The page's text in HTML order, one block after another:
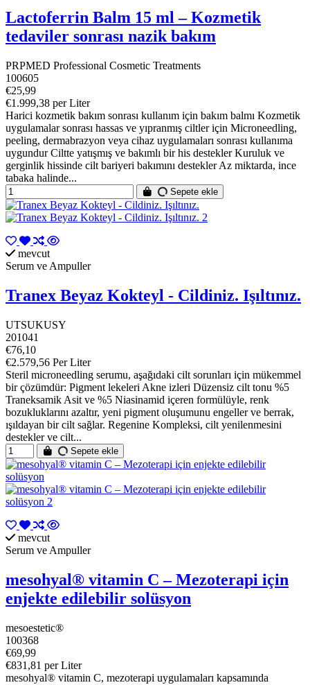
Lactoferrin Balm 15 ml – Kozmetik
tedaviler sonrası nazik bakım
PRPMED Professional Cosmetic Treatments
100605
€25,99
€1.999,38 per Liter
Harici kozmetik bakım sonrası kullanım için bakım balmı Kozmetik
uygulamalar sonrası hassas ve yıpranmış ciltler için Microneedling,
peeling, dermabrazyon veya cihaz uygulamaları sonrası kullanıma
uygundur Ciltte yatışmış ve bakımlı bir his destekler Kuruluk ve
gerginlik hissinde cilt bariyeri bakımını destekler Az miktarda, ince
tabaka halinde...
Sepete ekle
mevcut
Serum ve Ampuller
Tranex Beyaz Kokteyl - Cildiniz. Işıltınız.
UTSUKUSY
201041
€76,10
€2.579,56 Per Liter
Steril microneedling serumu, aşağıdaki cilt sorunları için mükemmel
bir çözümdür: Pigment lekeleri Akne izleri Düzensiz cilt tonu %5
Traneksamik Asit ve %5 Niasinamid içeren formülüyle, renk
bozukluklarını azaltır, yeni pigment oluşumunu engeller ve berrak,
ışıldayan bir cilt sağlar. Regenine Kompleksi, cilt yenilenmesini
destekler ve cilt...
Sepete ekle
mevcut
Serum ve Ampuller
mesohyal® vitamin C – Mezoterapi için
enjekte edilebilir solüsyon
mesoestetic®
100368
€69,99
€831,81 per Liter
mesohyal® vitamin C, mezoterapi uygulamaları kapsamında